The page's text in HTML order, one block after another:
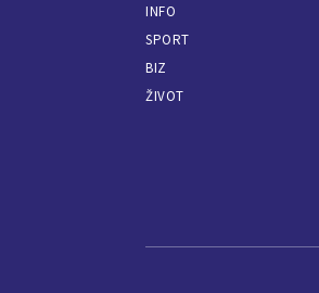
INFO
SPORT
BIZ
ŽIVOT